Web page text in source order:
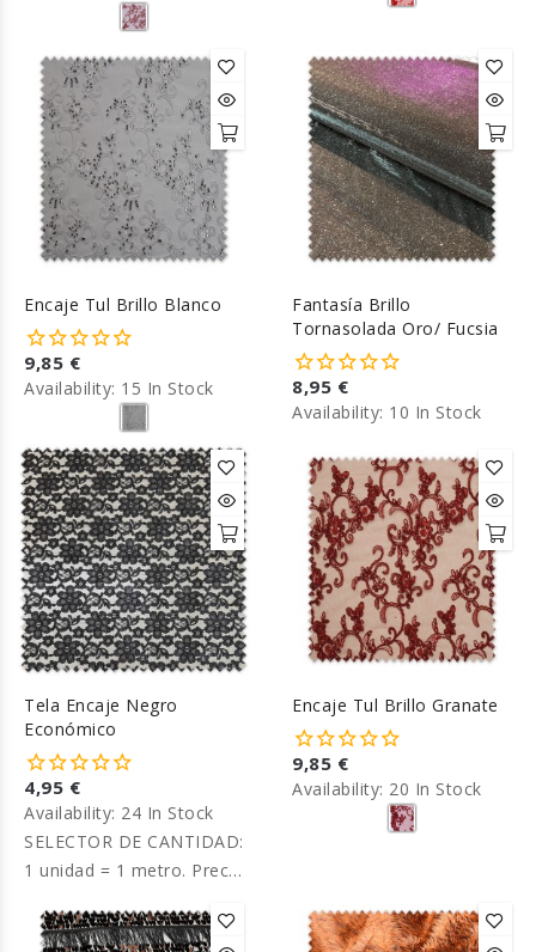
Encaje Tul Brillo Blanco
9,85 €
Availability: 15 In Stock
Fantasía Brillo
Tornasolada Oro/ Fucsia
8,95 €
Availability: 10 In Stock
Tela Encaje Negro
Económico
4,95 €
Availability: 24 In Stock
SELECTOR DE CANTIDAD:
1 unidad = 1 metro. Precio
Encaje Tul Brillo Granate
9,85 €
Availability: 20 In Stock